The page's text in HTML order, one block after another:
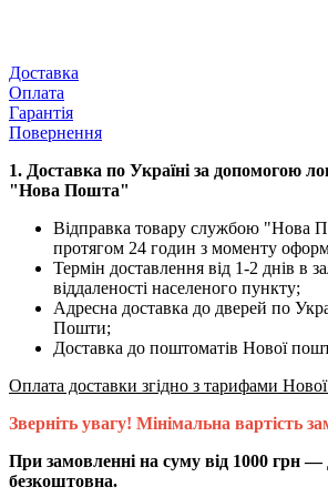
Доставка
Оплата
Гарантія
Повернення
1. Доставка по Україні за допомогою
"Нова Пошта"
Відправка товару службою "Нова
протягом 24 годин з моменту
Термін доставлення від 1-2 днів в
віддаленості населеного пункту;
Адресна доставка до дверей по
Пошти;
Доставка до поштоматів Нової
Оплата доставки згідно з тарифами
Зверніть увагу! Мінімальна вартість
При замовленні на суму від 1000 грн —
безкоштовна.